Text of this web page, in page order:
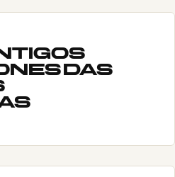
DAS